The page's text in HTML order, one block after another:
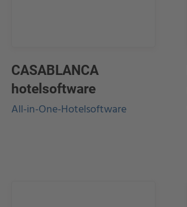
CASABLANCA
hotelsoftware
All-in-One-Hotelsoftware